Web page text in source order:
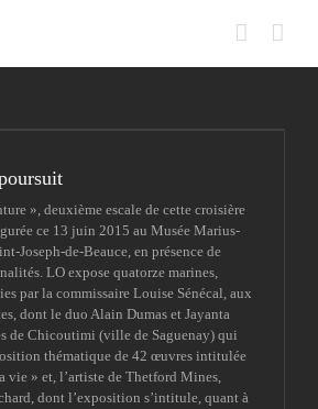
», deuxième escale de cette croisière
ce 13 juin 2015 au Musée Marius-
Joseph-de-Beauce, en présence de
LO expose quatorze marines,
par la commissaire Louise Sénécal, aux
dont le duo Alain Dumas et Jayanta
de Chicoutimi (ville de Saguenay) qui
thématique de 42 œuvres intitulée
vie » et, l’artiste de Thetford Mines,
dont l’exposition s’intitule, quant à